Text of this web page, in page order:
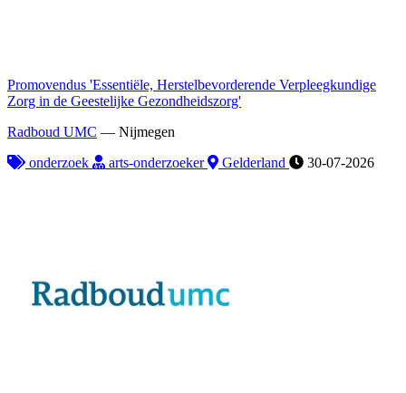
Promovendus 'Essentiële, Herstelbevorderende Verpleegkundige
Zorg in de Geestelijke Gezondheidszorg'
Radboud UMC — Nijmegen
onderzoek
arts-onderzoeker Gelderland 30-07-2026